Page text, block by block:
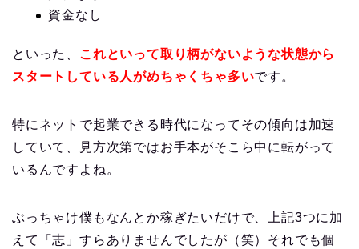
資金なし
といった、
これといって取り柄がないような状態から
スタートしている人がめちゃくちゃ多いです。
特にネットで起業できる時代になってその傾向は加速
していて、見方次第ではお手本がそこら中に転がって
いるんですよね。
ぶっちゃけ僕もなんとか稼ぎたいだけで、上記3つに加
えて「志」すらありませんでしたが（笑）それでも個